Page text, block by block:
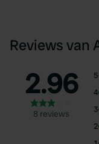
Reviews van
2.96
8 reviews
5
4
3
2